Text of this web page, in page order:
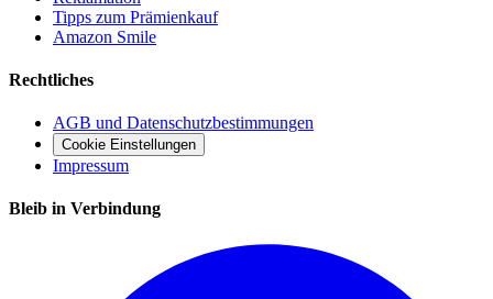
Tipps zum Prämienkauf
Amazon Smile
Rechtliches
AGB und Datenschutzbestimmungen
Cookie Einstellungen
Impressum
Bleib in Verbindung